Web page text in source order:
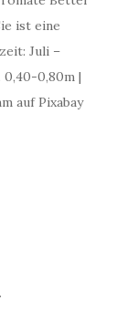
ist eine
Juli –
0,40-0,80m |
auf Pixabay